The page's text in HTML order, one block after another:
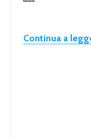
Continua a